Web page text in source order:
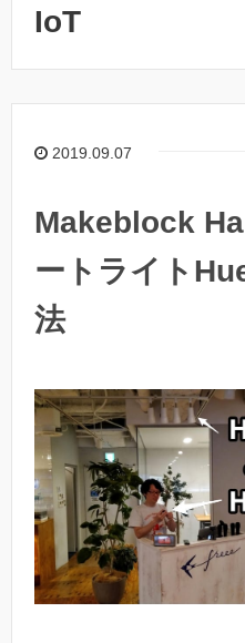
IoT
2019.09.07
Makeblock
ートライト
法